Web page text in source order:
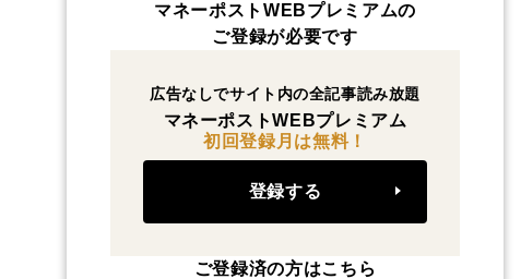
マネーポストWEBプレミアムの
ご登録が必要です
広告なしでサイト内の全記事読み放題
マネーポストWEBプレミアム
初回登録月は無料！
登録する
ご登録済の方はこちら